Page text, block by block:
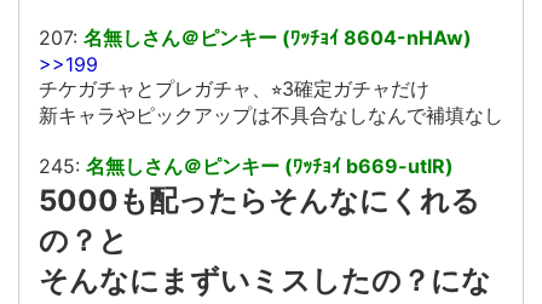
207: 名無しさん＠ピンキー (ﾜｯﾁｮｲ 8604-nHAw)
>>199
チケガチャとプレガチャ、⭐︎3確定ガチャだけ
新キャラやピックアップは不具合なしなんで補填なし
245: 名無しさん＠ピンキー (ﾜｯﾁｮｲ b669-utlR)
5000も配ったらそんなにくれる
の？と
そんなにまずいミスしたの？にな